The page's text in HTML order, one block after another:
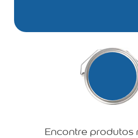
Encontre produtos